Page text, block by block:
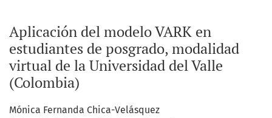
Aplicación del modelo VARK en
estudiantes de posgrado, modalidad
virtual de la Universidad del Valle
(Colombia)
Mónica Fernanda Chica-Velásquez